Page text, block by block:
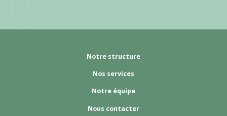
Notre structure
Nos services
Notre équipe
Nous contacter